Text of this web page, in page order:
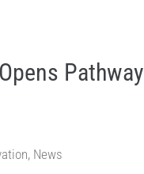
Pathway
, News